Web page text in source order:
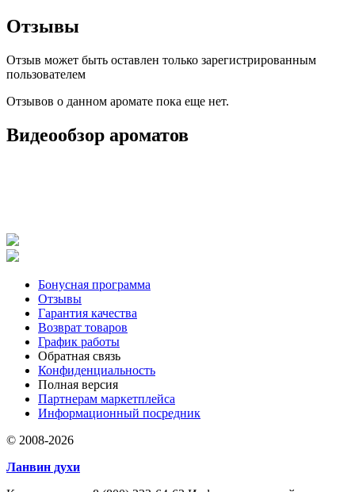
Отзывы
Отзыв может быть оставлен только зарегистрированным
пользователем
Отзывов о данном аромате пока еще нет.
Видеообзор ароматов
Бонусная программа
Отзывы
Гарантия качества
Возврат товаров
График работы
Обратная связь
Конфиденциальность
Полная версия
Партнерам маркетплейса
Информационный посредник
© 2008-2026
Ланвин духи